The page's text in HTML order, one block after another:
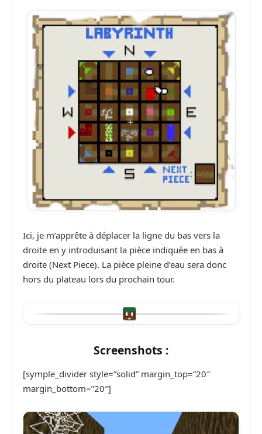
Ici, je m’apprête à déplacer la ligne du bas vers la
droite en y introduisant la pièce indiquée en bas à
droite (Next Piece). La pièce pleine d’eau sera donc
hors du plateau lors du prochain tour.
Screenshots :
[symple_divider style=”solid” margin_top=”20″
margin_bottom=”20″]